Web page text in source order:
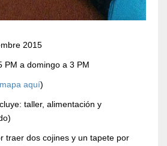
2015
PM a domingo a 3 PM
aquí)
taller, alimentación y
traer dos cojines y un tapete por